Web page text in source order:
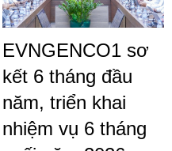
EVNGENCO1 sơ
kết 6 tháng đầu
năm, triển khai
nhiệm vụ 6 tháng